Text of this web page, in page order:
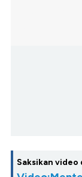
Saksikan video